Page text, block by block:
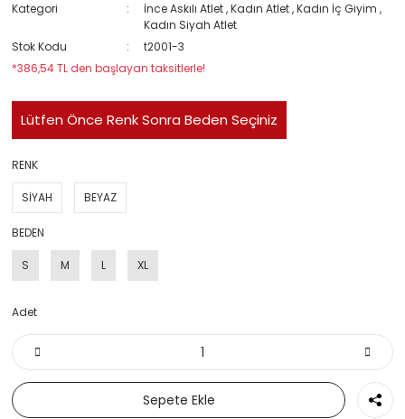
Kategori İnce Askılı Atlet,Kadın Atlet ,Kadın İç Giyim ,
Kadın Siyah Atlet
Stok Kodu
t2001-3
*386,54 TL den başlayan taksitlerle!
Lütfen Önce Renk Sonra Beden Seçiniz
RENK
SİYAH BEYAZ
BEDEN
S M L XL
Adet
Sepete Ekle